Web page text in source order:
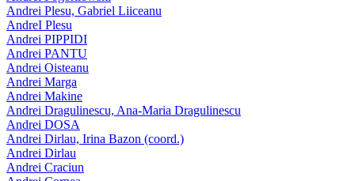
Andrei Plesu, Gabriel Liiceanu
AndreI Plesu
Andrei PIPPIDI
Andrei PANTU
Andrei Oisteanu
Andrei Marga
Andrei Makine
Andrei Dragulinescu, Ana-Maria Dragulinescu
Andrei DOSA
Andrei Dirlau, Irina Bazon (coord.)
Andrei Dirlau
Andrei Craciun